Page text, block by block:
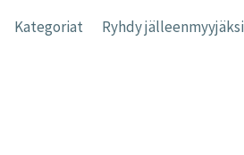
Kategoriat Ryhdy jälleenmyyjäksi